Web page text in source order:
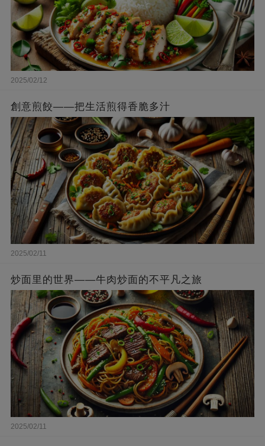
2025/02/12
創意煎餃——把生活煎得香脆多汁
2025/02/11
炒面里的世界——牛肉炒面的不平凡之旅
2025/02/11